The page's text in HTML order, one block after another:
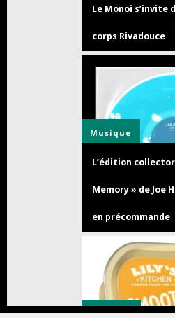
Le Monoï s’invite
corps Rivadouce
Musique
L’édition
Memory » de Joe
en précommande
Animaux